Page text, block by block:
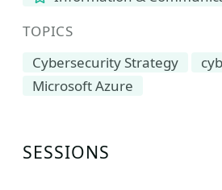
TOPICS
Cybersecurity Strategy
Microsoft Azure
SESSIONS